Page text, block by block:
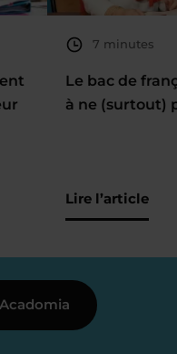
7 minutes
Le bac de
à ne (surtout)
Lire l’article